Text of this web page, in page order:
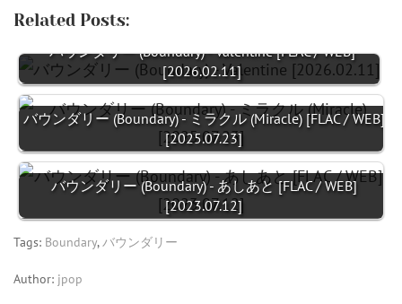
Related Posts:
バウンダリー (Boundary) - Valentine [FLAC / WEB]
[2026.02.11]
バウンダリー (Boundary) - ミラクル (Miracle) [FLAC / WEB]
[2025.07.23]
バウンダリー (Boundary) - あしあと [FLAC / WEB]
[2023.07.12]
Tags: Boundary,バウンダリー
Author: jpop